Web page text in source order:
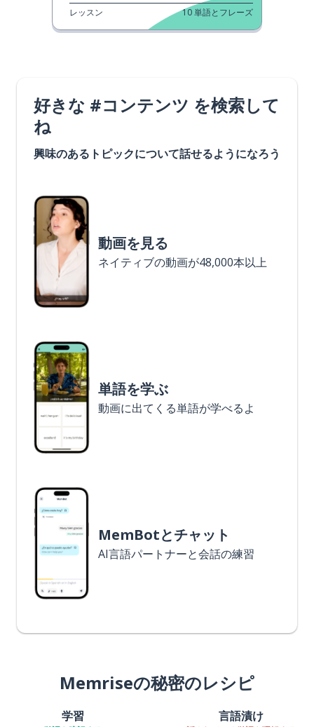
レッスン 10単語とフレーズ
好きな #コンテンツ を検索して
ね
興味のあるトピックについて話せるようになろう
動画を見る
ネイティブの動画が48,000本以上
単語を学ぶ
動画に出てくる単語が学べるよ
MemBotとチャット
AI言語パートナーと会話の練習
Memriseの秘密のレシピ
学習 言語漬け